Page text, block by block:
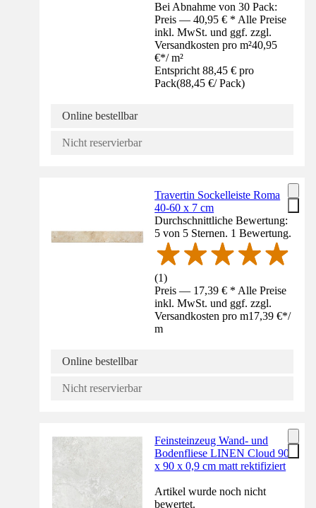
Bei Abnahme von 30 Pack:
Preis — 40,95 € * Alle Preise
inkl. MwSt. und ggf. zzgl.
Versandkosten pro m²40,95
€*/ m²
Entspricht 88,45 € pro
Pack(88,45 €/ Pack)
Online bestellbar
Nicht reservierbar
Travertin Sockelleiste Roma
40-60 x 7 cm
Durchschnittliche Bewertung:
5 von 5 Sternen. 1 Bewertung.
(1)
Preis — 17,39 € * Alle Preise
inkl. MwSt. und ggf. zzgl.
Versandkosten pro m17,39 €*/
m
Online bestellbar
Nicht reservierbar
Feinsteinzeug Wand- und
Bodenfliese LINEN Cloud 90
x 90 x 0,9 cm matt rektifiziert
Artikel wurde noch nicht
bewertet.